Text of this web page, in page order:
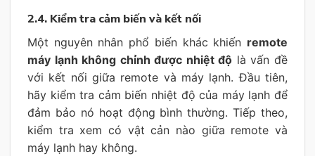
2.4. Kiểm tra cảm biến và kết nối
Một nguyên nhân phổ biến khác khiến remote
máy lạnh không chỉnh được nhiệt độ là vấn đề
với kết nối giữa remote và máy lạnh. Đầu tiên,
hãy kiểm tra cảm biến nhiệt độ của máy lạnh để
đảm bảo nó hoạt động bình thường. Tiếp theo,
kiểm tra xem có vật cản nào giữa remote và
máy lạnh hay không.